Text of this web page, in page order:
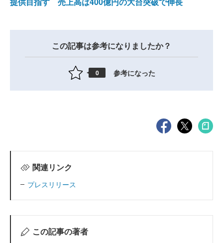
この記事は参考になりましたか？
0 参考になった
関連リンク
プレスリリース
この記事の著者